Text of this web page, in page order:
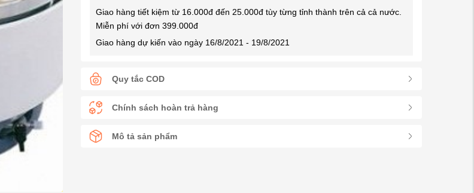
Giao hàng tiết kiệm từ 16.000đ đến 25.000đ tùy từng tỉnh thành trên cả cả nước.
Miễn phí với đơn 399.000đ
Giao hàng dự kiến vào ngày 16/8/2021 - 19/8/2021
Quy tắc COD
Chính sách hoàn trả hàng
Mô tả sản phẩm